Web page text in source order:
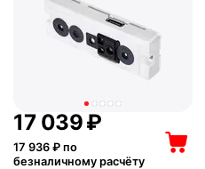
17 039₽
17 936 ₽ по
безналичному расчёту